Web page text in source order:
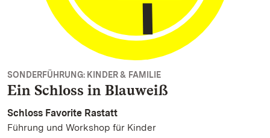
SONDERFÜHRUNG: KINDER & FAMILIE
Ein Schloss in Blauweiß
Schloss Favorite Rastatt
Führung und Workshop für Kinder